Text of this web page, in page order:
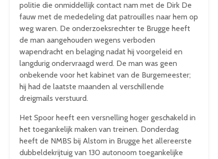
politie die onmiddellijk contact nam met de Dirk De
fauw met de mededeling dat patrouilles naar hem op
weg waren. De onderzoeksrechter te Brugge heeft
de man aangehouden wegens verboden
wapendracht en belaging nadat hij voorgeleid en
langdurig ondervraagd werd. De man was geen
onbekende voor het kabinet van de Burgemeester;
hij had de laatste maanden al verschillende
dreigmails verstuurd.
Het Spoor heeft een versnelling hoger geschakeld in
het toegankelijk maken van treinen. Donderdag
heeft de NMBS bij Alstom in Brugge het allereerste
dubbeldekrijtuig van 130 autonoom toegankelijke